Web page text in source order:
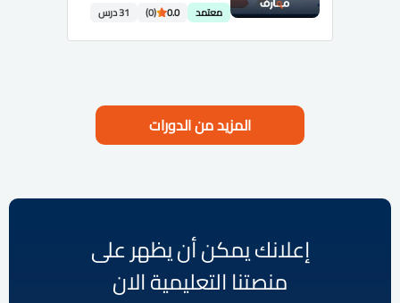
معتمد 0.0
(0) 31 درس
المزيد من الدورات
إعلانك يمكن أن يظهر على
منصتنا التعليمية الان